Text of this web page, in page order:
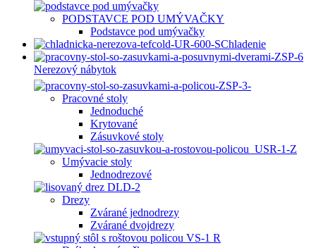
PODSTAVCE POD UMÝVAČKY
Podstavce pod umývačky
Chladenie
Nerezový nábytok
Pracovné stoly
Jednoduché
Krytované
Zásuvkové stoly
Umývacie stoly
Jednodrezové
Drezy
Zvárané jednodrezy
Zvárané dvojdrezy